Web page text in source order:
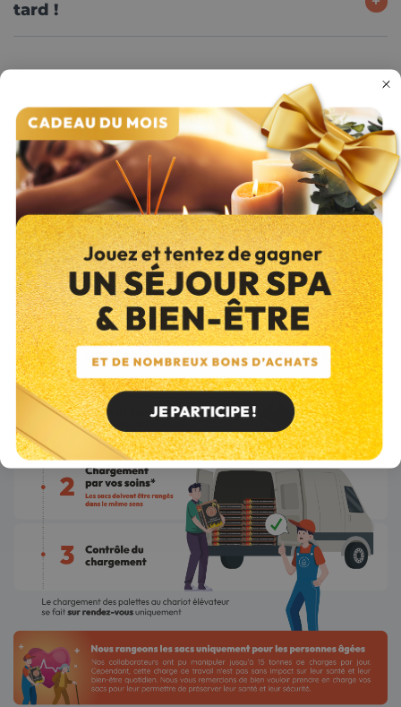
tard !
Comment se déroule une livraison ?
Le retrait en Click and Collect